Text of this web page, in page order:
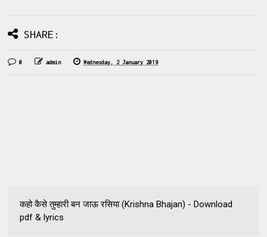
SHARE:
0 admin Wednesday, 2 January 2019
कहो कैसे तुम्हारी बन जाऊ रसिया (Krishna Bhajan) - Download
pdf & lyrics